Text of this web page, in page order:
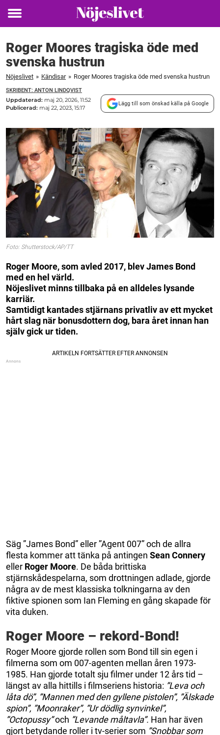
Toggle
Roger Moores tragiska öde med
svenska hustrun
Nöjeslivet » Kändisar » Roger Moores tragiska öde med svenska hustrun
SKRIBENT: ANTON LINDQVIST
Uppdaterad: maj 20, 2026, 11:52
Publicerad: maj 22, 2023, 15:17
Lägg till som önskad källa på Google
Foto: Shutterstock/AP/TT
Roger Moore, som avled 2017, blev James Bond
med en hel värld.
Nöjeslivet minns tillbaka på en alldeles lysande
karriär.
Samtidigt kantades stjärnans privatliv av ett mycket
hårt slag när bonusdottern dog, bara året innan han
själv gick ur tiden.
Säg ”James Bond” eller ”Agent 007” och de allra
flesta kommer att tänka på antingen Sean Connery
eller Roger Moore. De båda brittiska
stjärnskådespelarna, som drottningen adlade, gjorde
några av de mest klassiska tolkningarna av den
fiktive spionen som Ian Fleming en gång skapade för
vita duken.
Roger Moore – rekord-Bond!
Roger Moore gjorde rollen som Bond till sin egen i
filmerna som om 007-agenten mellan åren 1973-
1985. Han gjorde totalt sju filmer under 12 års tid –
längst av alla hittills i filmseriens historia: ”Leva och
låta dö”, ”Mannen med den gyllene pistolen”, ”Älskade
spion”, ”Moonraker”, ”Ur dödlig synvinkel”,
”Octopussy”och ”Levande måltavla”. Han har även
gjort betydande roller i tv-serier som ”Snobbar som